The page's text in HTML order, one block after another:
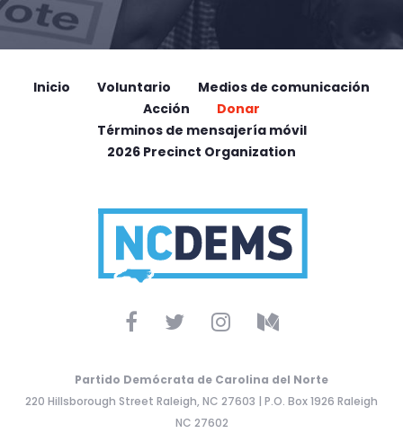
Inicio Voluntario
Medios de comunicación
Acción
Donar
Términos de mensajería móvil
2026 Precinct Organization
Partido Demócrata de Carolina del Norte
220 Hillsborough Street Raleigh, NC 27603 | P.O. Box 1926 Raleigh
NC 27602